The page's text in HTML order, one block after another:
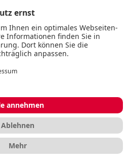
Welt voller klarer,
Klänge.
Produkte